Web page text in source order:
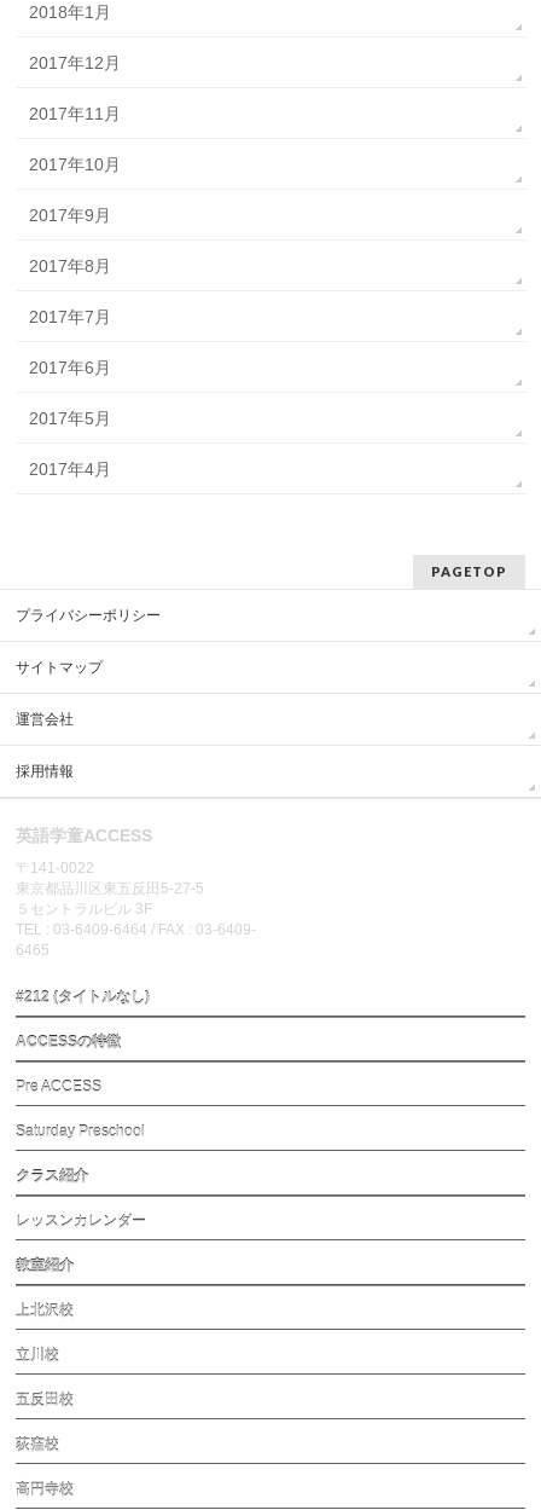
2018年1月
2017年12月
2017年11月
2017年10月
2017年9月
2017年8月
2017年7月
2017年6月
2017年5月
2017年4月
PAGETOP
プライバシーポリシー
サイトマップ
運営会社
採用情報
英語学童ACCESS
〒141-0022
東京都品川区東五反田5-27-5
５セントラルビル 3F
TEL : 03-6409-6464 / FAX : 03-6409-
6465
#212 (タイトルなし)
ACCESSの特徴
Pre ACCESS
Saturday Preschool
クラス紹介
レッスンカレンダー
教室紹介
上北沢校
立川校
五反田校
荻窪校
高円寺校